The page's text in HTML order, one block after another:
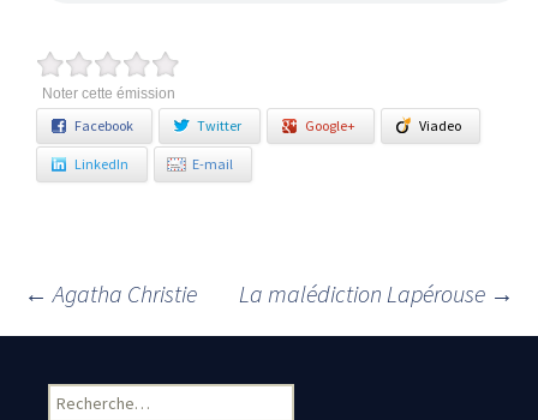
Noter cette émission
Facebook Twitter Google+ Viadeo
LinkedIn E-mail
Navigation des articles
← Agatha Christie La malédiction Lapérouse →
Rechercher :